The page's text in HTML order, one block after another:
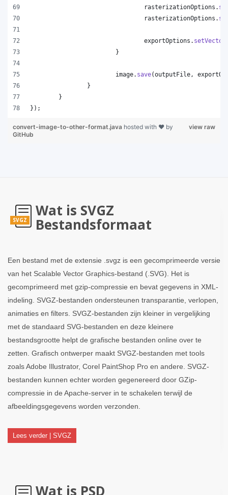
rasterizationOptions .
rasterizationOptions .
exportOptions .
			}
image. save(outputFile ,
		}
	}
});
view raw
convert-image-to-other-format.java hosted with ❤ by
GitHub
SVGZ
Wat is SVGZ
Bestandsformaat
Een bestand met de extensie .svgz is een gecomprimeerde versie
van het Scalable Vector Graphics-bestand (.SVG). Het is
gecomprimeerd met gzip-compressie en bevat gegevens in XML-
indeling. SVGZ-bestanden ondersteunen transparantie, verlopen,
animaties en filters. SVGZ-bestanden zijn kleiner in vergelijking
met de standaard SVG-bestanden en deze kleinere
bestandsgrootte helpt de grafische bestanden online over te
zetten. Grafisch ontwerper maakt SVGZ-bestanden met tools
zoals Adobe Illustrator, Corel PaintShop Pro en andere. SVGZ-
bestanden kunnen echter worden gegenereerd door GZip-
compressie in de Apache-server in te schakelen terwijl de
afbeeldingsgegevens worden verzonden.
Lees verder | SVGZ
Wat is PSD